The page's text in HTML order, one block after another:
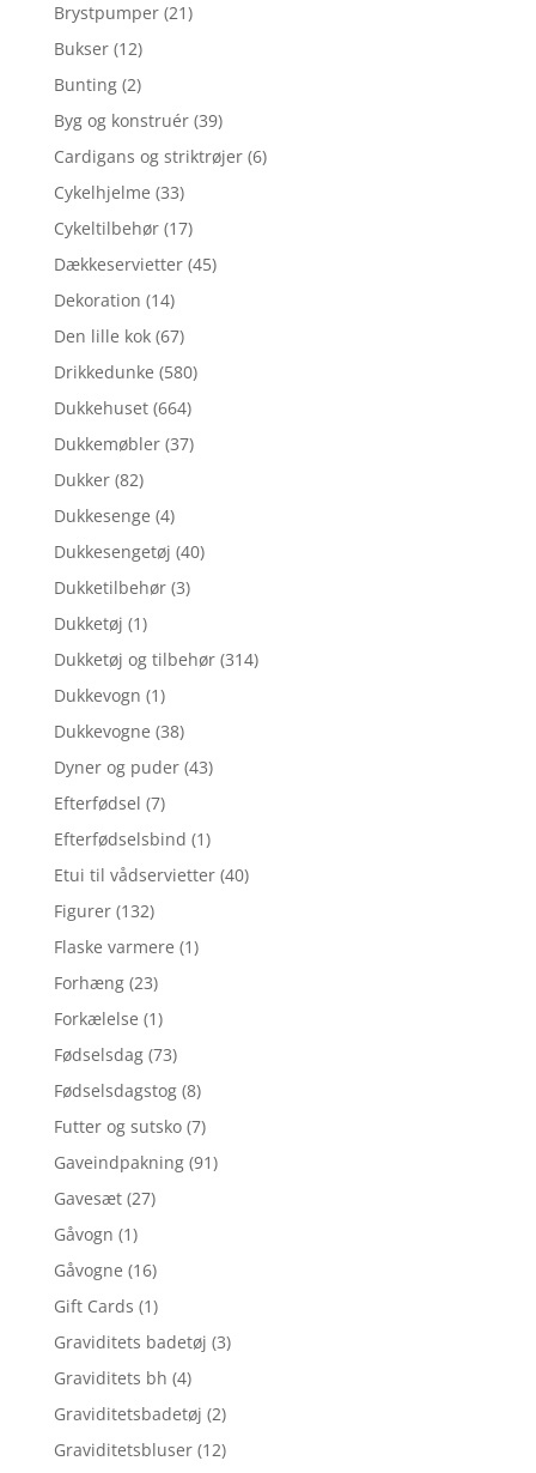
Brystpumper (21)
Bukser (12)
Bunting (2)
Byg og konstruér (39)
Cardigans og striktrøjer (6)
Cykelhjelme (33)
Cykeltilbehør (17)
Dækkeservietter (45)
Dekoration (14)
Den lille kok (67)
Drikkedunke (580)
Dukkehuset (664)
Dukkemøbler (37)
Dukker (82)
Dukkesenge (4)
Dukkesengetøj (40)
Dukketilbehør (3)
Dukketøj (1)
Dukketøj og tilbehør (314)
Dukkevogn (1)
Dukkevogne (38)
Dyner og puder (43)
Efterfødsel (7)
Efterfødselsbind (1)
Etui til vådservietter (40)
Figurer (132)
Flaske varmere (1)
Forhæng (23)
Forkælelse (1)
Fødselsdag (73)
Fødselsdagstog (8)
Futter og sutsko (7)
Gaveindpakning (91)
Gavesæt (27)
Gåvogn (1)
Gåvogne (16)
Gift Cards (1)
Graviditets badetøj (3)
Graviditets bh (4)
Graviditetsbadetøj (2)
Graviditetsbluser (12)